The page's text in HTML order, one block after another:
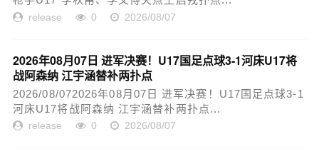
release 0 2026/08/07
2026年08月07日 进军决赛！U17国足点球3-1河床U17将
战阿森纳 江宇涵替补两扑点
2026/08/072026年08月07日 进军决赛！U17国足点球3-1
河床U17将战阿森纳 江宇涵替补两扑点...
release 0 2026/08/07